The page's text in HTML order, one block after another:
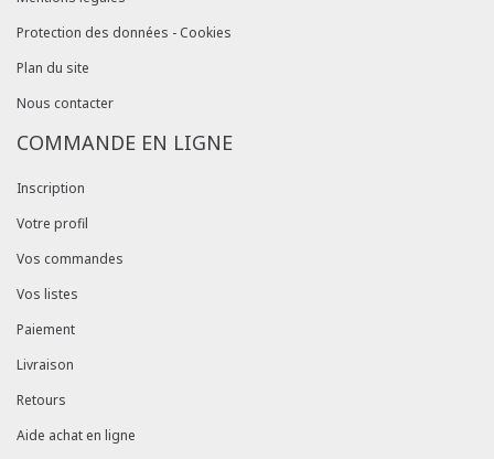
Protection des données - Cookies
Plan du site
Nous contacter
COMMANDE EN LIGNE
Inscription
Votre profil
Vos commandes
Vos listes
Paiement
Livraison
Retours
Aide achat en ligne